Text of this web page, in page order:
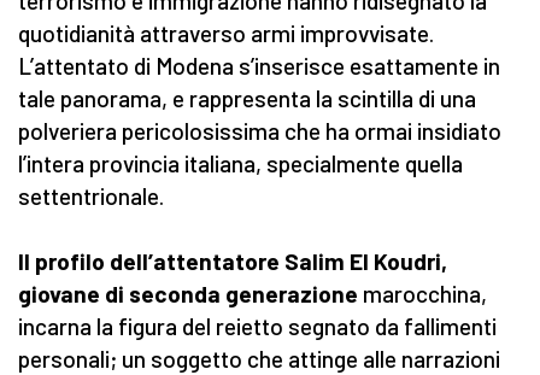
quotidianità attraverso armi improvvisate.
L’attentato di Modena s’inserisce esattamente in
tale panorama, e rappresenta la scintilla di una
polveriera pericolosissima che ha ormai insidiato
l’intera provincia italiana, specialmente quella
settentrionale.
Il profilo dell’attentatore Salim El Koudri,
giovane di seconda generazione marocchina,
incarna la figura del reietto segnato da fallimenti
personali; un soggetto che attinge alle narrazioni